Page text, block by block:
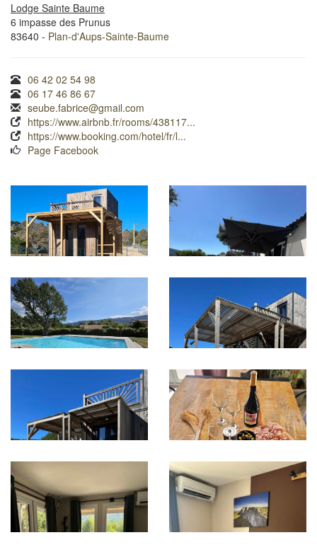
Lodge Sainte Baume
6 impasse des Prunus
83640 - Plan-d'Aups-Sainte-Baume
06 42 02 54 98
06 17 46 86 67
seube.fabrice@gmail.com
https://www.airbnb.fr/rooms/438117...
https://www.booking.com/hotel/fr/l...
Page Facebook